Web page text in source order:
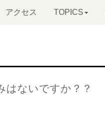
アクセス TOPICS
はないですか？？